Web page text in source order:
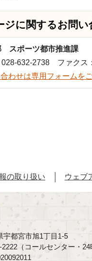
ジに関するお問い
スポーツ都市推進課
028-632-2738 ファクス
わせは専用フォームを
の取り扱い ウェブ
都宮市旭1丁目1-5
（コールセンター・24